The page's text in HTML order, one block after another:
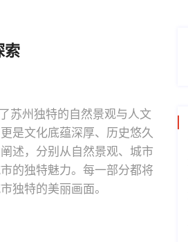
索
苏州独特的自然景观与人文
是文化底蕴深厚、历史悠久
述，分别从自然景观、城市
的独特魅力。每一部分都将
独特的美丽画面。